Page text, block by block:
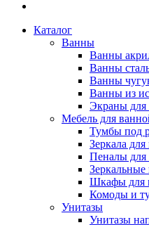
Каталог
Ванны
Ванны
Ванны
Ванны
Ванны из
Экраны для
Мебель для
Тумбы под
Зеркала
Пеналы для
Шкафы для
Комоды и
Унитазы
Унитазы